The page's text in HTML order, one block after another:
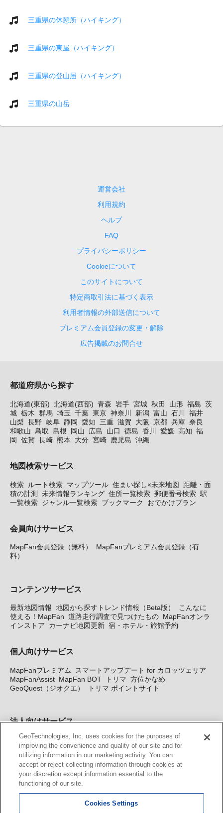
三重県の休憩所（ハイキング）
三重県の東屋（ハイキング）
三重県の登山届（ハイキング）
三重県の山岳
運営会社
利用規約
ヘルプ
FAQ
プライバシーポリシー
Cookieについて
このサイトについて
特定商取引法に基づく表示
利用者情報の外部送信について
プレミアム会員登録の変更・解除
広告掲載のお問合せ
都道府県から探す
北海道(東部) 北海道(西部) 青森 岩手 宮城 秋田 山形 福島 茨
城 栃木 群馬 埼玉 千葉 東京 神奈川 新潟 富山 石川
福井
山梨 長野 岐阜 静岡 愛知 三重 滋賀 大阪 京都 兵庫 奈良
和歌山
鳥取 島根 岡山 広島 山口 徳島 香川 愛媛 高知 福
岡
佐賀 長崎 熊本 大分 宮崎 鹿児島 沖縄
地図検索サービス
検索 ルート検索 マップツール 住まい探し×未来地図
距離・面
積の計測 未来情報ランキング 住所一覧検索 郵便番号検索 駅
一覧検索 ジャンル一覧検索 ブックマーク おでかけプラン
会員向けサービス
MapFan会員登録（無料）
MapFanプレミアム会員登録（有
料）
コンテンツサービス
最新地図情報 地図から探すトレンド情報（Beta版）
こんなに
使える！MapFan 道路走行調査で見つけたもの MapFanオンラ
インストア
カーナビ地図更新 宿・ホテル・旅館予約
個人向けサービス
MapFanプレミアム
スマートアップデート for カロッツェリア
MapFanAssist MapFan BOT トリマ 方位かなめ
GeoQuest（ジオクエ）
トリマ ポイントサイト
法人向けサービス
法人向け地図・位置情報サービス WEBサイト・システム向け地
図API Windows PC向け地図開発キット MapFan DB 住所確認
サービス
MAP WORLD+ トリマ広告 Geo-Research
カーナビ地図更新サービス
MapFan スマートメンバーズ
GeoTechnologies, Inc. uses cookies for the purposes of
improving the convenience and quality of our site and for
utilizing information in our marketing activity. You can
accept or reject collecting information through cookies at
your discretion except information essential to the
functioning of our site.
Cookies Settings